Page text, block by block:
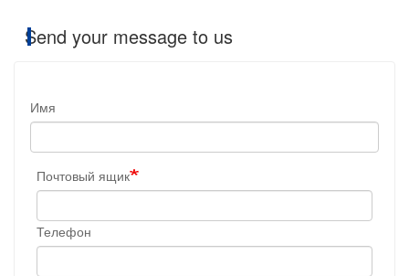
Send your message to us
Имя
Почтовый ящик
Телефон